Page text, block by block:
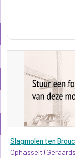
Slagmolen ten
Ophasselt